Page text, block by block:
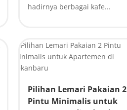
hadirnya berbagai kafe...
Pilihan Lemari Pakaian 2
Pintu Minimalis untuk